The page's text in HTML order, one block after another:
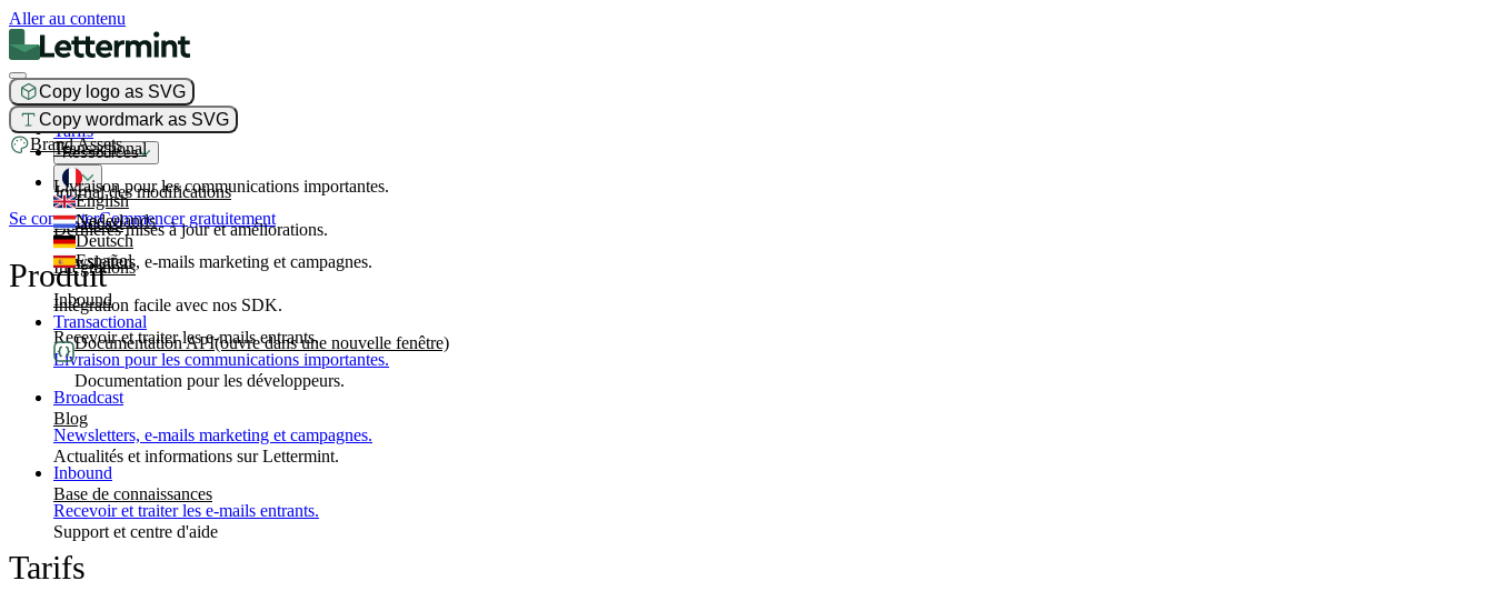
Aller au contenu
Copy logo as SVG
Copy wordmark as SVG
Brand Assets
Produit
Transactional
Livraison pour les communications importantes.
Broadcast
Newsletters, e-mails marketing et campagnes.
Inbound
Recevoir et traiter les e-mails entrants.
Tarifs
Ressources
Journal des modifications
Dernières mises à jour et améliorations.
Intégrations
Intégration facile avec nos SDK.
Documentation API(ouvre dans une nouvelle fenêtre)
Documentation pour les développeurs.
Blog
Actualités et informations sur Lettermint.
Base de connaissances
Support et centre d'aide
English
Nederlands
Deutsch
Español
Se connecterCommencer gratuitement
Produit
Transactional
Livraison pour les communications importantes.
Broadcast
Newsletters, e-mails marketing et campagnes.
Inbound
Recevoir et traiter les e-mails entrants.
Tarifs